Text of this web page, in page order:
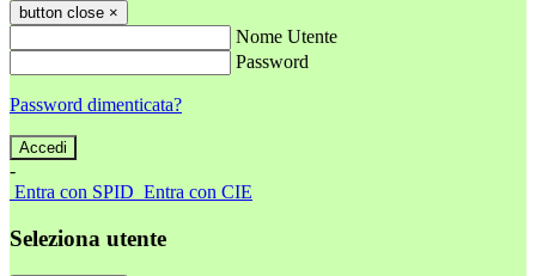
button close ×
Nome Utente
Password
Password dimenticata?
-
Entra con SPID Entra con CIE
Seleziona utente